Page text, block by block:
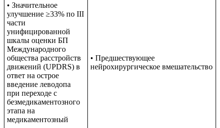
• Значительное
улучшение ≥33% по III
части
унифицированной
шкалы оценки БП
Международного
общества расстройств
движений (UPDRS) в
ответ на острое
введение леводопа
при переходе с
безмедикаментозного
этапа на
медикаментозный
• Предшествующее
нейрохирургическое вмешательство